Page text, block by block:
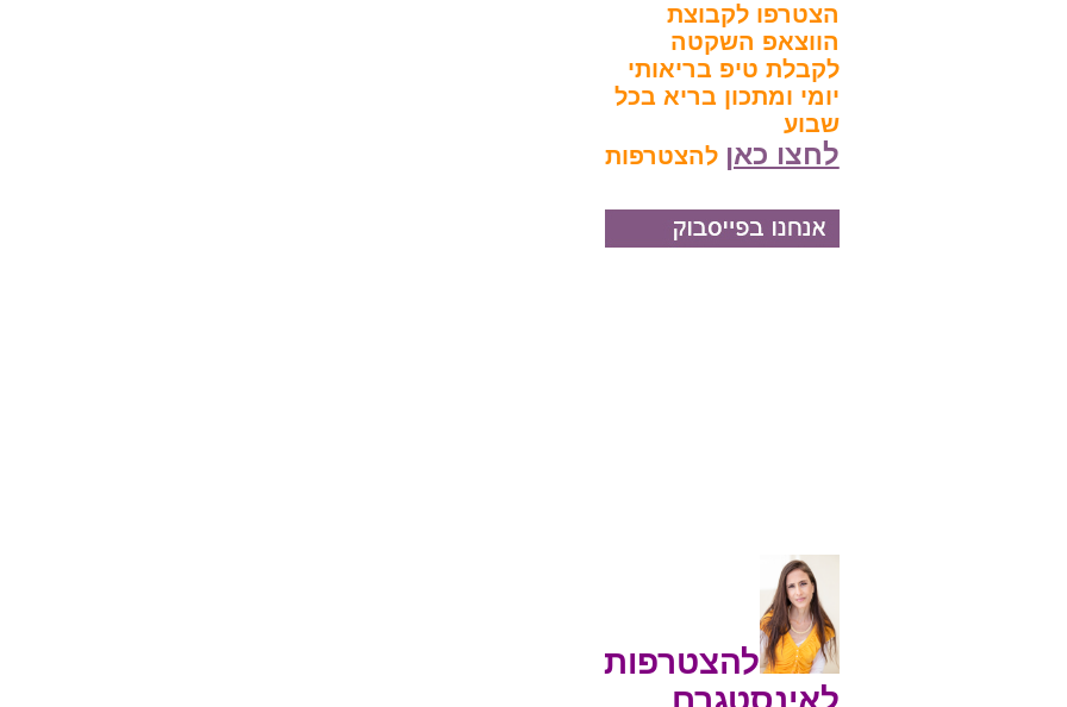
הצטרפו לקבוצת
הווצאפ השקטה
לקבלת טיפ בריאותי
יומי ומתכון בריא בכל
שבוע
לחצו כאן להצטרפות
להצטרפות